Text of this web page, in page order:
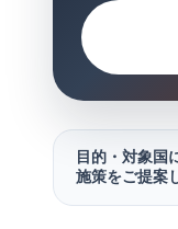
目的・対象国
施策をご提案